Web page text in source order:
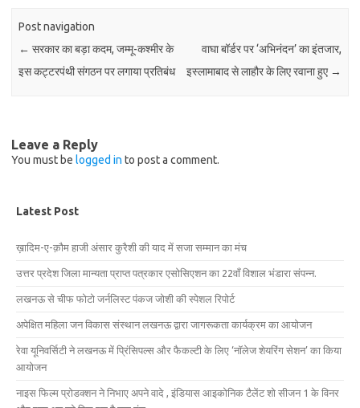
Post navigation
← सरकार का बड़ा कदम, जम्मू-कश्मीर के
इस कट्टरपंथी संगठन पर लगाया प्रतिबंध
वाघा बॉर्डर पर ‘अभिनंदन’ का इंतजार,
इस्लामाबाद से लाहौर के लिए रवाना हुए →
Leave a Reply
You must be logged in to post a comment.
Latest Post
ख़ादिम-ए-क़ौम हाजी अंसार कुरैशी की याद में सजा सम्मान का मंच
उत्तर प्रदेश जिला मान्यता प्राप्त पत्रकार एसोसिएशन का 22वाँ विशाल भंडारा संपन्न.
लखनऊ से चीफ फोटो जर्नलिस्ट पंकज जोशी की स्पेशल रिपोर्ट
अपेक्षित महिला जन विकास संस्थान लखनऊ द्वारा जागरूकता कार्यक्रम का आयोजन
रेवा यूनिवर्सिटी ने लखनऊ में प्रिंसिपल्स और फैकल्टी के लिए ‘नॉलेज शेयरिंग सेशन’ का किया
आयोजन
नाइस फिल्म प्रोडक्शन ने निभाए अपने वादे , इंडियास आइकोनिक टैलेंट शो सीजन 1 के विनर